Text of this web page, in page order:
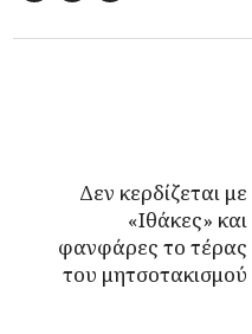
Δεν κερδίζεται με
«Ιθάκες» και
φανφάρες το τέρας
του μητσοτακισμού